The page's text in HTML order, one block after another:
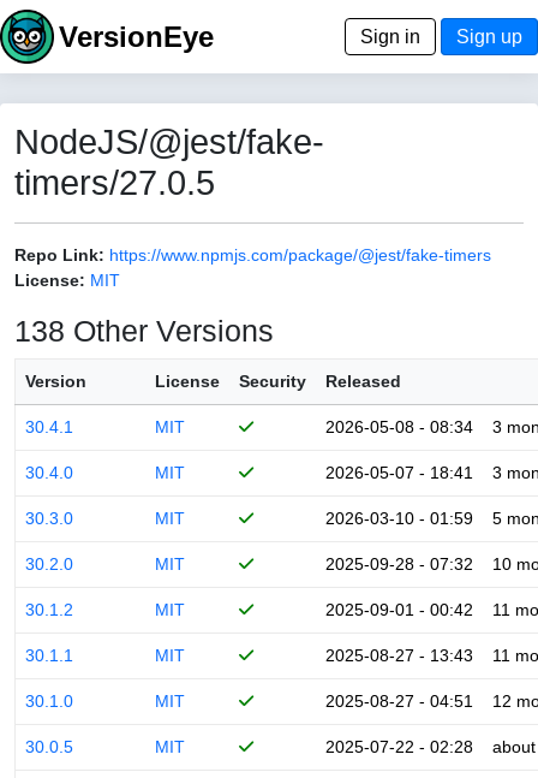
VersionEye Sign in Sign up
NodeJS/@jest/fake-
timers/27.0.5
Repo Link: https://www.npmjs.com/package/@jest/fake-timers
License: MIT
138 Other Versions
Version License Security Released
30.4.1 MIT 2026-05-08 - 08:34 3
30.4.0 MIT 2026-05-07 - 18:41 3
30.3.0 MIT 2026-03-10 - 01:59 5
30.2.0 MIT 2025-09-28 - 07:32 10
30.1.2 MIT 2025-09-01 - 00:42 11
30.1.1 MIT 2025-08-27 - 13:43 11
30.1.0 MIT 2025-08-27 - 04:51 12
30.0.5 MIT 2025-07-22 - 02:28